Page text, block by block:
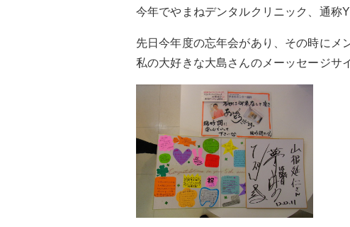
今年でやまねデンタルクリニック、通称
先日今年度の忘年会があり、その時にメ
私の大好きな大島さんのメーッセージサ